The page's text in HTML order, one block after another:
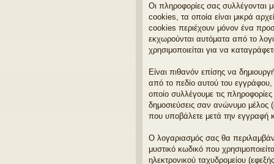
εις
Οι πληροφορίες σας συλλέγονται
cookies, τα οποία είναι μικρά
cookies περιέχουν μόνον ένα
εκχωρούνται αυτόματα από το
χρησιμοποιείται για να
Είναι πιθανόν επίσης να
από το πεδίο αυτού του εγγράφου,
οποίο συλλέγουμε τις
δημοσιεύσεις σαν ανώνυμο μέλος
που υποβάλετε μετά την εγγραφή
Ο λογαριασμός σας θα
μυστικό κωδικό που
ηλεκτρονικού ταχυδρομείου